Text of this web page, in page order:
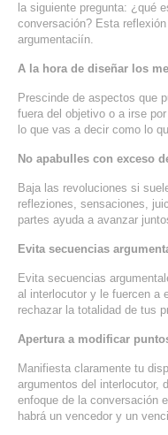
PAGINAS WEB A MEDIDA
APPS PARA NEGOCIOS
SISTEMAS PARA NEGOCIOS
EMAIL MARKETING
SERVICIOS DE TI
ASESORÍA TECNOLÓGICA
TRANSFORMACIÓN DIGITAL
CONTACTO
la siguiente pregunta: ¿qué
conversación? Esta
argumentaciín.
A la hora de diseñar los
Prescinde de aspectos que
fuera del objetivo o a irse
lo que vas a decir como lo
No apabulles con exceso
Baja las revoluciones si
refleziones, sensaciones,
partes ayuda a avanzar
Evita secuencias
Evita secuencias
al interlocutor y le fuercen a
rechazar la totalidad de tus
Apertura a modificar
Manifiesta claramente tu
argumentos del interlocutor,
enfoque de la conversación
habrá un vencedor y un